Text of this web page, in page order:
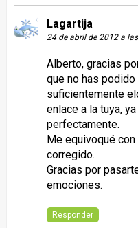
Lagartija
24 de abril de 2012 a
Alberto, gracias
que no has
suficientemente
enlace a la tuya,
perfectamente.
Me equivoqué con
corregido.
Gracias por
emociones.
Responder